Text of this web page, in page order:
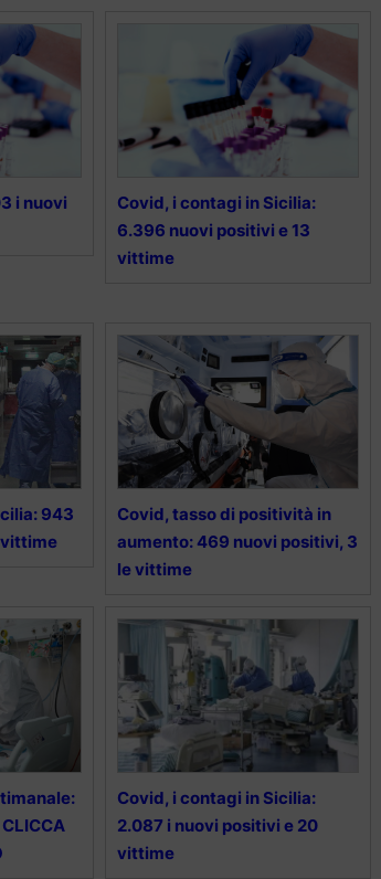
i nuovi
Covid, i contagi in Sicilia:
6.396 nuovi positivi e 13
vittime
943
vittime
Covid, tasso di positività in
aumento: 469 nuovi positivi, 3
le vittime
Covid, i contagi in Sicilia:
2.087 i nuovi positivi e 20
vittime